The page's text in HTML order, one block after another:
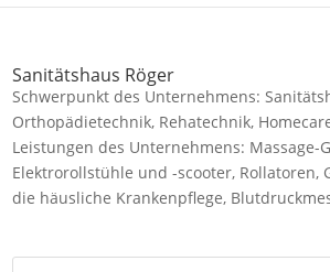
Sanitätshaus Röger
Schwerpunkt des Unternehmens:
Orthopädietechnik, Rehatechnik,
Leistungen des Unternehmens: Massage-
Elektrorollstühle und -scooter, Rollatoren,
die häusliche Krankenpflege,